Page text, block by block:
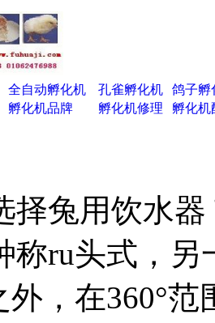
全自动孵化机 孔雀孵化机
鸽子孵
孵化机品牌 孵化机修理 孵化机
择兔用饮水
称ru头式，
外，在360°